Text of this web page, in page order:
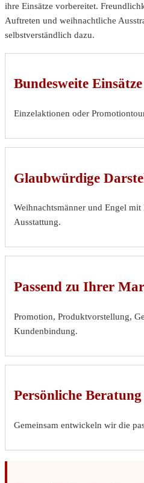
ihre Einsätze vorbereitet.
Auftreten und weihnachtliche
selbstverständlich dazu.
Bundesweite Einsätze
Einzelaktionen oder
Glaubwürdige
Weihnachtsmänner und Engel
Ausstattung.
Passend zu Ihrer
Promotion, Produktvorstellung,
Kundenbindung.
Persönliche Beratung
Gemeinsam entwickeln wir die